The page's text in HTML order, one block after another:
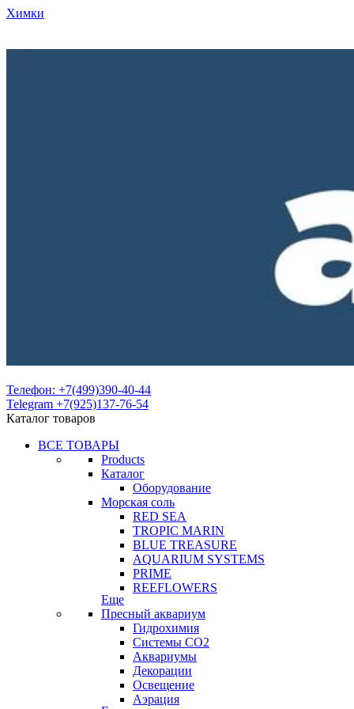
Химки
Телефон: +7(499)390-40-44
Telegram +7(925)137-76-54
Каталог товаров
ВСЕ ТОВАРЫ
Products
Каталог
Оборудование
Морская соль
RED SEA
TROPIC MARIN
BLUE TREASURE
AQUARIUM SYSTEMS
PRIME
REEFLOWERS
Еще
Пресный аквариум
Гидрохимия
Системы СО2
Аквариумы
Декорации
Освещение
Аэрация